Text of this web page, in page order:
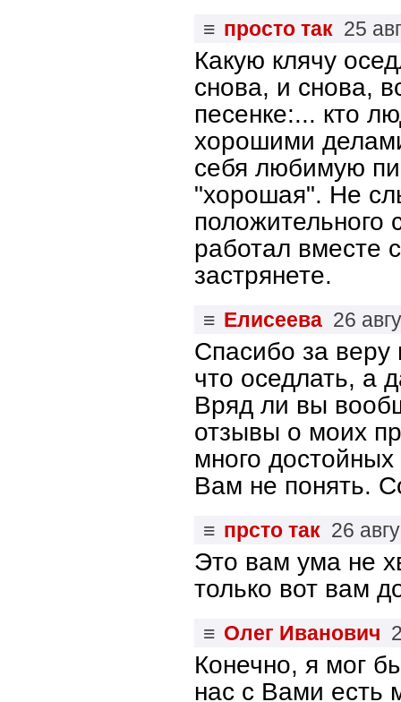
≡ просто так 25
Какую клячу
снова, и снова,
песенке:... кто
хорошими
себя любимую
"хорошая". Не
положительного
работал вместе
застрянете.
≡ Елисеева 26
Спасибо за веру
что оседлать, а
Вряд ли вы
отзывы о моих
много
Вам не понять.
≡ прсто так 26
Это вам ума не
только вот вам
≡ Олег Иванович
Конечно, я мог
нас с Вами есть